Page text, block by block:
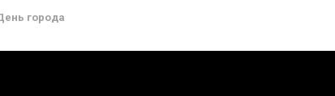
города